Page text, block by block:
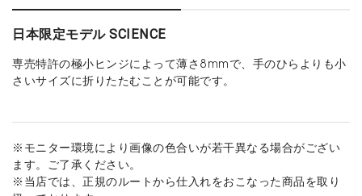
日本限定モデル SCIENCE
専売特許の極小ヒンジによって薄さ8mmで、手のひらよりも小
さいサイズに折りたたむことが可能です。
※モニター環境により画像の色合いが若干異なる場合がござい
ます。ご了承ください。
※当店では、正規のルートから仕入れをおこなった商品を取り